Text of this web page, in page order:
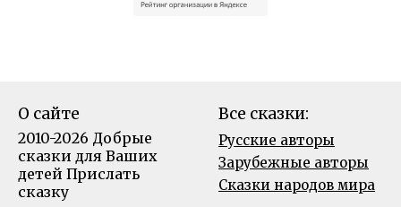
О сайте
2010-2026 Добрые
сказки для Ваших
детей Прислать
сказку
Все сказки:
Русские авторы
Зарубежные авторы
Сказки народов мира